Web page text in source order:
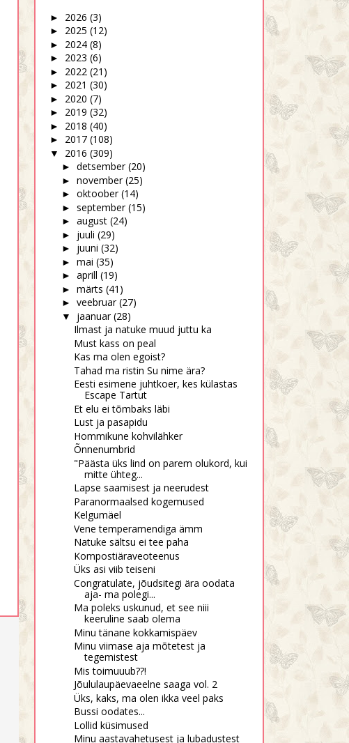
Russi morda Aitab tõe moonutamisest
► 2026 (3)
► 2025 (12)
► 2024 (8)
► 2023 (6)
► 2022 (21)
► 2021 (30)
► 2020 (7)
► 2019 (32)
► 2018 (40)
► 2017 (108)
▼ 2016 (309)
► detsember (20)
► november (25)
► oktoober (14)
► september (15)
► august (24)
► juuli (29)
► juuni (32)
► mai (35)
► aprill (19)
► märts (41)
► veebruar (27)
▼ jaanuar (28)
Ilmast ja natuke muud juttu ka
Must kass on peal
Kas ma olen egoist?
Tahad ma ristin Su nime ära?
Eesti esimene juhtkoer, kes külastas
Escape Tartut
Et elu ei tõmbaks läbi
Lust ja pasapidu
Hommikune kohvilähker
Õnnenumbrid
"Päästa üks lind on parem olukord, kui
mitte ühteg...
Lapse saamisest ja neerudest
Paranormaalsed kogemused
Kelgumäel
Vene temperamendiga ämm
Natuke sältsu ei tee paha
Kompostiäraveoteenus
Üks asi viib teiseni
Congratulate, jõudsitegi ära oodata
aja- ma polegi...
Ma poleks uskunud, et see niii
keeruline saab olema
Minu tänane kokkamispäev
Minu viimase aja mõtetest ja
tegemistest
Mis toimuuub??!
Jõululaupäevaeelne saaga vol. 2
Üks, kaks, ma olen ikka veel paks
Bussi oodates...
Lollid küsimused
Minu aastavahetusest ja lubadustest